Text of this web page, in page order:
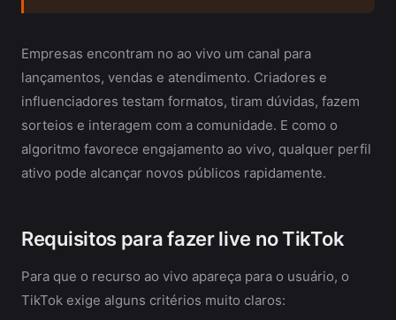
Empresas encontram no ao vivo um canal para
lançamentos, vendas e atendimento. Criadores e
influenciadores testam formatos, tiram dúvidas, fazem
sorteios e interagem com a comunidade. E como o
algoritmo favorece engajamento ao vivo, qualquer perfil
ativo pode alcançar novos públicos rapidamente.
Requisitos para fazer live no TikTok
Para que o recurso ao vivo apareça para o usuário, o
TikTok exige alguns critérios muito claros: